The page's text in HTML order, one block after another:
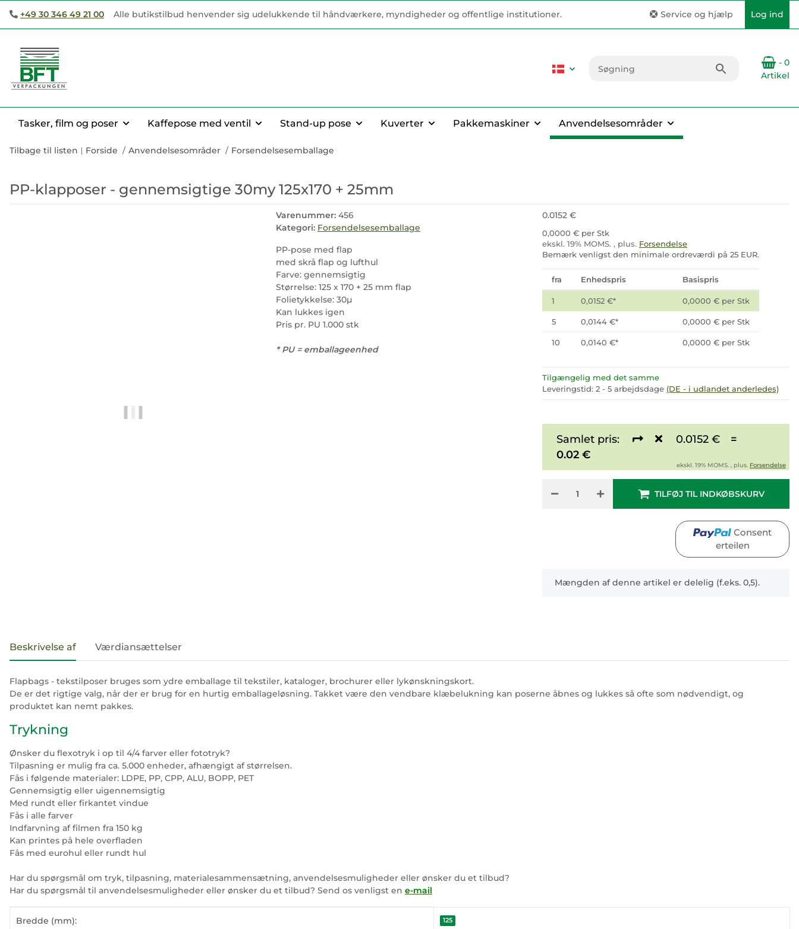
+49 30 346 49 21 00 Alle butikstilbud henvender sig udelukkende til håndværkere, myndigheder og offentlige institutioner. Service og hjælp Log ind
- 0
Artikel
Tasker, film og poser Kaffepose med ventil Stand-up pose Kuverter Pakkemaskiner Anvendelsesområder
Tilbage til listen Forside Anvendelsesområder Forsendelsesemballage
PP-klapposer - gennemsigtige 30my 125x170 + 25mm
Varenummer: 456
Kategori: Forsendelsesemballage
PP-pose med flap
med skrå flap og lufthul
Farve: gennemsigtig
Størrelse: 125 x 170 + 25 mm flap
Folietykkelse: 30µ
Kan lukkes igen
Pris pr. PU 1.000 stk
* PU = emballageenhed
Tilgængelig med det samme
Leveringstid: 2 - 5 arbejdsdage (DE - i udlandet anderledes)
0.0152 €
0,0000 € per Stk
ekskl. 19% MOMS. , plus. Forsendelse
Bemærk venligst den minimale ordreværdi på 25 EUR.
fra Enhedspris Basispris
1 0,0152 €* 0,0000 € per Stk
5 0,0144 €* 0,0000 € per Stk
10 0,0140 €* 0,0000 € per Stk
Samlet pris: 0.0152 €
=
0.02 €
ekskl. 19% MOMS. , plus. Forsendelse
TILFØJ TIL INDKØBSKURV
Consent
erteilen
x
Mængden af denne artikel er delelig (f.eks. 0,5).
Beskrivelse af Værdiansættelser
Flapbags - tekstilposer bruges som ydre emballage til tekstiler, kataloger, brochurer eller lykønskningskort.
De er det rigtige valg, når der er brug for en hurtig emballageløsning. Takket være den vendbare klæbelukning kan poserne åbnes og lukkes så ofte som nødvendigt, og
produktet kan nemt pakkes.
Trykning
Ønsker du flexotryk i op til 4/4 farver eller fototryk?
Tilpasning er mulig fra ca. 5.000 enheder, afhængigt af størrelsen.
Fås i følgende materialer: LDPE, PP, CPP, ALU, BOPP, PET
Gennemsigtig eller uigennemsigtig
Med rundt eller firkantet vindue
Fås i alle farver
Indfarvning af filmen fra 150 kg
Kan printes på hele overfladen
Fås med eurohul eller rundt hul
Har du spørgsmål om tryk, tilpasning, materialesammensætning, anvendelsesmuligheder eller ønsker du et tilbud?
Har du spørgsmål til anvendelsesmuligheder eller ønsker du et tilbud? Send os venligst en e-mail
#productDetails.itemInformation#
#productDetails.itemValue#
Bredde (mm): 125